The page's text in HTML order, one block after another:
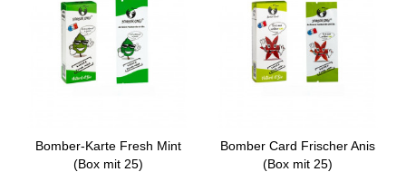
Bomber-Karte Fresh Mint
(Box mit 25)
Bomber Card Frischer Anis
(Box mit 25)